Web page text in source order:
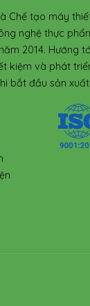
Chế tạo máy
nghệ thực
2014. Hướng
kiệm và phát
bắt đầu sản xuất.